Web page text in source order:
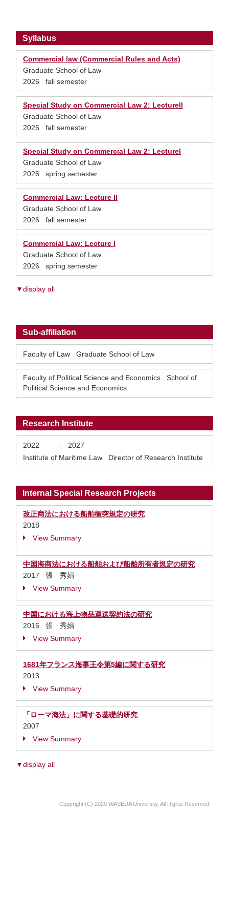
Syllabus
Commercial law (Commercial Rules and Acts)
Graduate School of Law
2026 fall semester
Special Study on Commercial Law 2: LectureII
Graduate School of Law
2026 fall semester
Special Study on Commercial Law 2: LectureI
Graduate School of Law
2026 spring semester
Commercial Law: Lecture II
Graduate School of Law
2026 fall semester
Commercial Law: Lecture I
Graduate School of Law
2026 spring semester
▼display all
Sub-affiliation
Faculty of Law Graduate School of Law
Faculty of Political Science and Economics School of
Political Science and Economics
Research Institute
2022 -
2027
Institute of Maritime Law Director of Research Institute
Internal Special Research Projects
改正商法における船舶衝突規定の研究
2018
View Summary
中国海商法における船舶および船舶所有者規定の研究
2017 張 秀娟
View Summary
中国における海上物品運送契約法の研究
2016 張 秀娟
View Summary
1681年フランス海事王令第5編に関する研究
2013
View Summary
「ローマ海法」に関する基礎的研究
2007
View Summary
▼display all
Copyright (C) 2020 WASEDA University, All Rights Reserved.